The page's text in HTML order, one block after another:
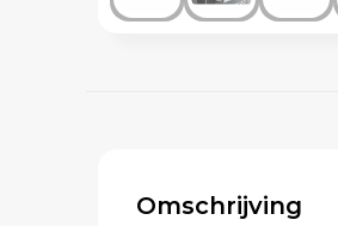
Omschrijving